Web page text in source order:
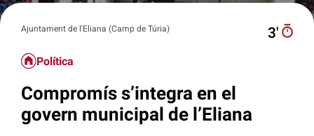
Ajuntament de l'Eliana (Camp de Túria) 3′
Política
Compromís s’integra en el
govern municipal de l’Eliana